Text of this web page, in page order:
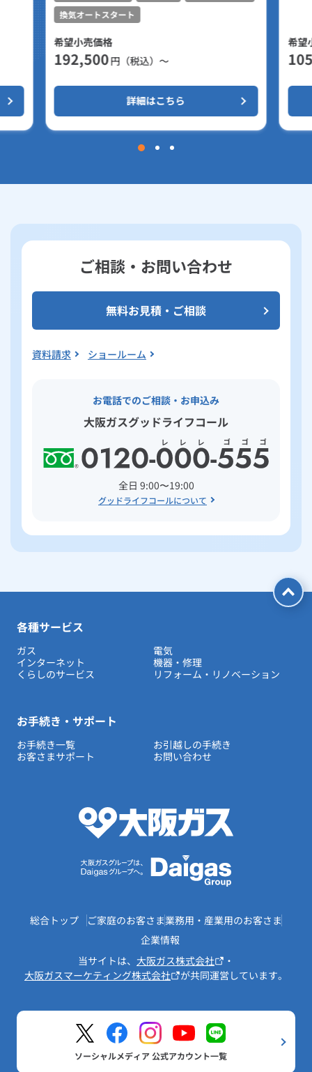
換気オートスタート
希望小売価格
192,500円（税込）～
詳細はこちら
希望
ご相談・お問い合わせ
無料お見積・ご相談
資料請求 ショールーム
お電話でのご相談・お申込み
大阪ガスグッドライフコール
全日 9:00〜19:00
グッドライフコールについて
各種サービス
ガス
電気
インターネット
機器・修理
くらしのサービス
リフォーム・リノベーション
お手続き・サポート
お手続き一覧
お引越しの手続き
お客さまサポート
お問い合わせ
総合トップ ご家庭のお客さま業務用・産業用のお客さま
企業情報
当サイトは、 大阪ガス株式会社
・
大阪ガスマーケティング株式会社
が共同運営しています。
ソーシャルメディア 公式アカウント一覧